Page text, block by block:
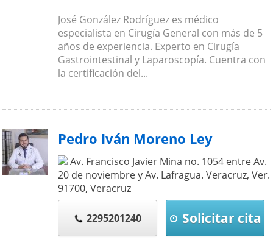
José González Rodríguez es médico
especialista en Cirugía General con más de 5
años de experiencia. Experto en Cirugía
Gastrointestinal y Laparoscopía. Cuentra con
la certificación del...
Pedro Iván Moreno Ley
Av. Francisco Javier Mina no. 1054 entre Av.
20 de noviembre y Av. Lafragua. Veracruz, Ver.
91700,Veracruz
2295201240 Solicitar cita